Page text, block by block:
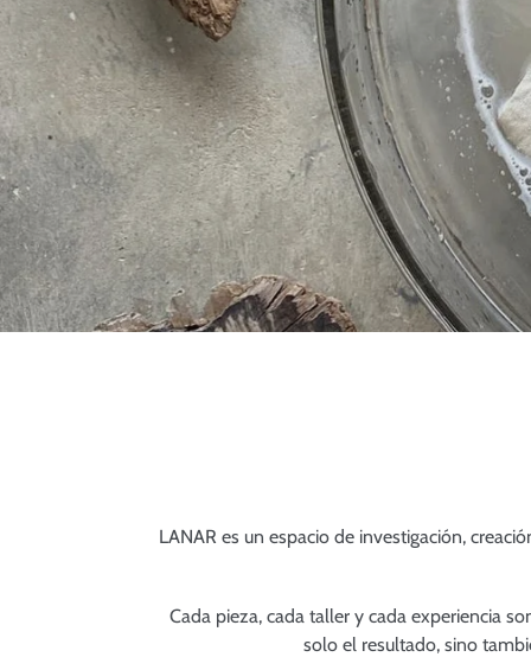
LANAR es un espacio de investigación,
Cada pieza, cada taller y cada experiencia
solo el resultado, sino